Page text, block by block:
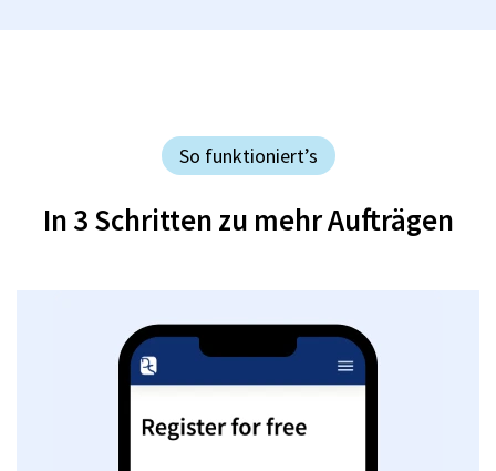
So funktioniert’s
In 3 Schritten zu mehr Aufträgen